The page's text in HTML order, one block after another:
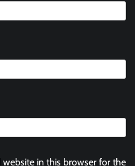
website in this browser for the